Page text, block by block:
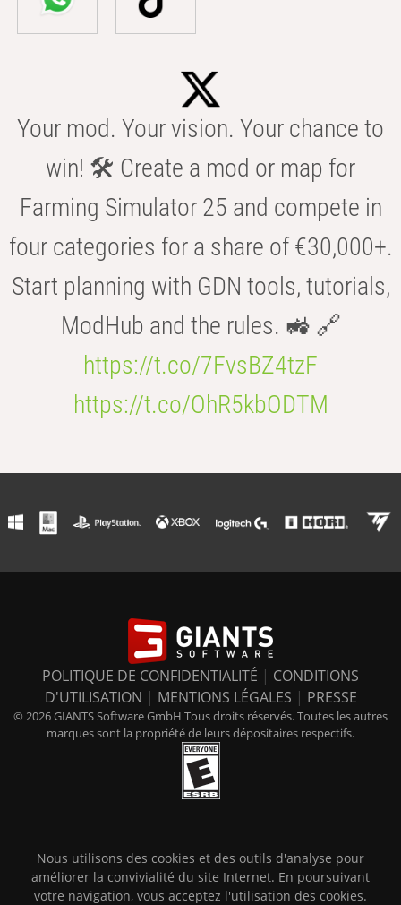
Your mod. Your vision. Your chance to
win! 🛠️ Create a mod or map for
Farming Simulator 25 and compete in
four categories for a share of €30,000+.
Start planning with GDN tools, tutorials,
ModHub and the rules. 🚜 🔗
https://t.co/7FvsBZ4tzF
https://t.co/OhR5kbODTM
POLITIQUE DE CONFIDENTIALITÉ | CONDITIONS
D'UTILISATION | MENTIONS LÉGALES | PRESSE
© 2026 GIANTS Software GmbH Tous droits réservés. Toutes les autres
marques sont la propriété de leurs dépositaires respectifs.
Nous utilisons des cookies et des outils d'analyse pour
améliorer la convivialité du site Internet. En poursuivant
votre navigation, vous acceptez l'utilisation des cookies.